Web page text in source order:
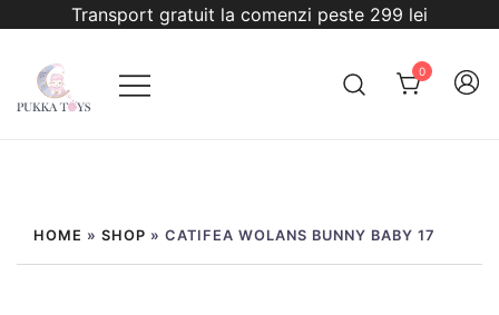
conținut
Transport gratuit la comenzi peste 299 lei
0
HOME » SHOP » CATIFEA WOLANS BUNNY BABY 17